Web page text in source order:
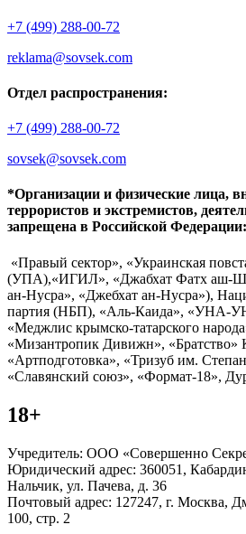
+7 (499) 288-00-72
reklama@sovsek.com
Отдел распространения:
+7 (499) 288-00-72
sovsek@sovsek.com
*Организации и физические лица,
террористов и экстремистов,
запрещена в Российской Федерации:
«Правый сектор», «Украинская
(УПА),«ИГИЛ», «Джабхат Фатх аш-
ан-Нусра», «Джебхат ан-Нусра»),
партия (НБП), «Аль-Каида», «УНА-
«Меджлис крымско-татарского
«Мизантропик Дивижн», «Братство»
«Артподготовка», «Тризуб им.
«Славянский союз», «Формат-18»,
18+
Учредитель: ООО «Совершенно
Юридический адрес: 360051,
Нальчик, ул. Пачева, д. 36
Почтовый адрес: 127247, г. Москва,
100, стр. 2